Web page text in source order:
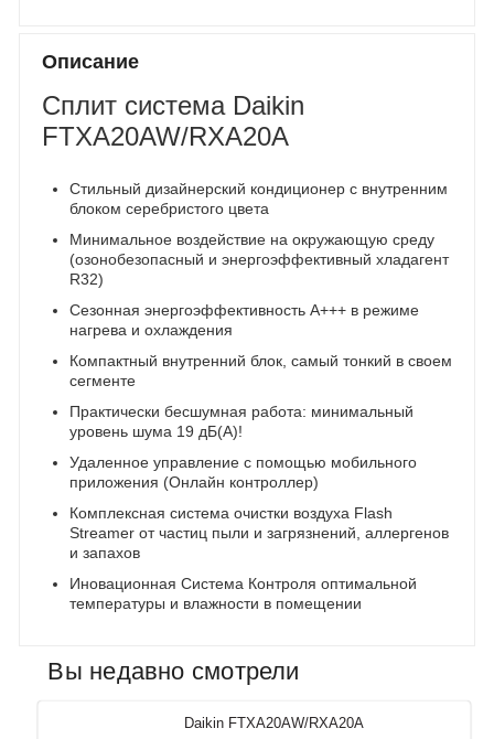
Описание
Сплит система Daikin
FTXA20AW/RXA20A
Стильный дизайнерский кондиционер с внутренним
блоком серебристого цвета
Минимальное воздействие на окружающую среду
(озонобезопасный и энергоэффективный хладагент
R32)
Сезонная энергоэффективность А+++ в режиме
нагрева и охлаждения
Компактный внутренний блок, самый тонкий в своем
сегменте
Практически бесшумная работа: минимальный
уровень шума 19 дБ(А)!
Удаленное управление с помощью мобильного
приложения (Онлайн контроллер)
Комплексная система очистки воздуха Flash
Streamer от частиц пыли и загрязнений, аллергенов
и запахов
Иновационная Система Контроля оптимальной
температуры и влажности в помещении
Вы недавно смотрели
Daikin FTXA20AW/RXA20A